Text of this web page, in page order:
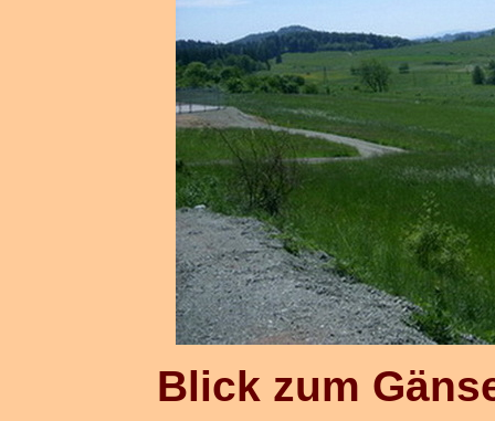
Blick zum